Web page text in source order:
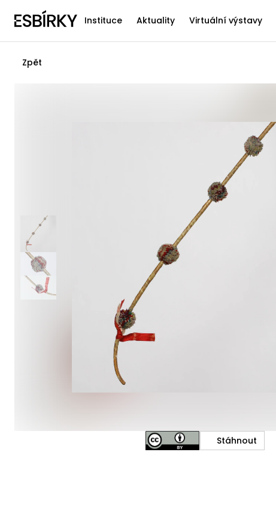
Instituce Aktuality Virtuální výstavy
Zpět
Stáhnout